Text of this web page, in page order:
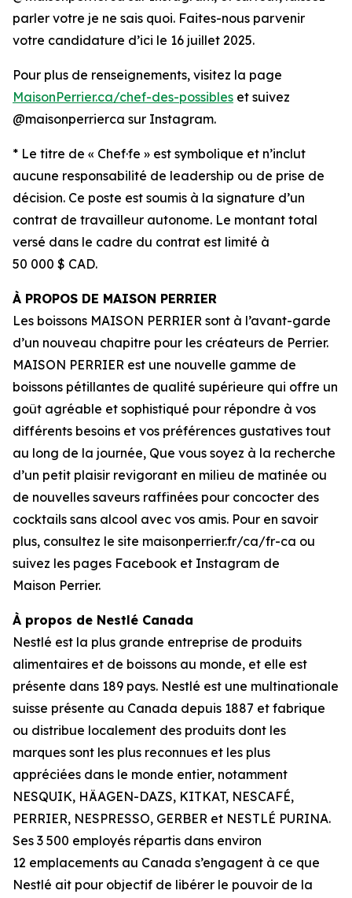
parler votre je ne sais quoi. Faites-nous parvenir
votre candidature d’ici le 16 juillet 2025.
Pour plus de renseignements, visitez la page
MaisonPerrier.ca/chef-des-possibles et suivez
@maisonperrierca sur Instagram.
* Le titre de « Chef·fe » est symbolique et n’inclut
aucune responsabilité de leadership ou de prise de
décision. Ce poste est soumis à la signature d’un
contrat de travailleur autonome. Le montant total
versé dans le cadre du contrat est limité à
50 000 $ CAD.
À PROPOS DE MAISON PERRIER
Les boissons MAISON PERRIER sont à l’avant-garde
d’un nouveau chapitre pour les créateurs de Perrier.
MAISON PERRIER est une nouvelle gamme de
boissons pétillantes de qualité supérieure qui offre un
goût agréable et sophistiqué pour répondre à vos
différents besoins et vos préférences gustatives tout
au long de la journée, Que vous soyez à la recherche
d’un petit plaisir revigorant en milieu de matinée ou
de nouvelles saveurs raffinées pour concocter des
cocktails sans alcool avec vos amis. Pour en savoir
plus, consultez le site maisonperrier.fr/ca/fr-ca ou
suivez les pages Facebook et Instagram de
Maison Perrier.
À propos de Nestlé Canada
Nestlé est la plus grande entreprise de produits
alimentaires et de boissons au monde, et elle est
présente dans 189 pays. Nestlé est une multinationale
suisse présente au Canada depuis 1887 et fabrique
ou distribue localement des produits dont les
marques sont les plus reconnues et les plus
appréciées dans le monde entier, notamment
NESQUIK, HÄAGEN-DAZS, KITKAT, NESCAFÉ,
PERRIER, NESPRESSO, GERBER et NESTLÉ PURINA.
Ses 3 500 employés répartis dans environ
12 emplacements au Canada s’engagent à ce que
Nestlé ait pour objectif de libérer le pouvoir de la